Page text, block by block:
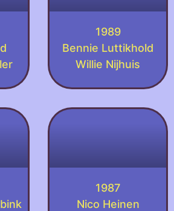
1989
Bennie Luttikhold
Willie Nijhuis
1987
Nico Heinen